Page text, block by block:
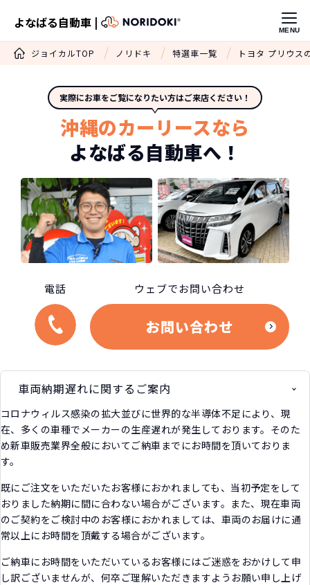
よなばる自動車 | MENU
ジョイカルTOP ノリドキ 特選車一覧 トヨタ プリウス
実際にお車をご覧になりたい方はご来店ください！
沖縄のカーリースなら
よなばる自動車へ！
電話 ウェブでお問い合わせ
お問い合わせ
車両納期遅れに関するご案内
コロナウィルス感染の拡大並びに世界的な半導体不足により、現
在、多くの車種でメーカーの生産遅れが発生しております。そのた
め新車販売業界全般においてご納車までにお時間を頂いておりま
す。
既にご注文をいただいたお客様におかれましても、当初予定をして
おりました納期に間に合わない場合がございます。また、現在車両
のご契約をご検討中のお客様におかれましては、車両のお届けに通
常以上にお時間を頂戴する場合がございます。
ご納車にお時間をいただいているお客様にはご迷惑をおかけして申
し訳ございませんが、何卒ご理解いただきますようお願い申し上げ